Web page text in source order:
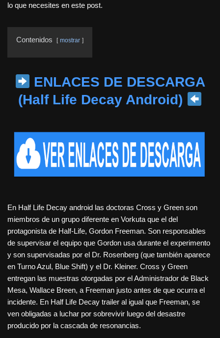
lo que necesites en este post.
Contenidos mostrar
ENLACES DE DESCARGA
(Half Life Decay Android)
En Half Life Decay android las doctoras Cross y Green son
miembros de un grupo diferente en Vorkuta que el del
protagonista de Half-Life, Gordon Freeman. Son responsables
de supervisar el equipo que Gordon usa durante el experimento
y son supervisadas por el Dr. Rosenberg (que también aparece
en Turno Azul, Blue Shift) y el Dr. Kleiner. Cross y Green
entregan las muestras otorgadas por el Administrador de Black
Mesa, Wallace Breen, a Freeman justo antes de que ocurra el
incidente. En Half Life Decay trailer al igual que Freeman, se
ven obligadas a luchar por sobrevivir luego del desastre
producido por la cascada de resonancias.